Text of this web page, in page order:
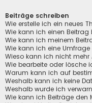
Beiträge schreiben
Wie erstelle ich ein neues
Wie kann ich einen
Wie kann ich meinem
Wie kann ich eine Umfrage
Wieso kann ich nicht mehr
Wie bearbeite oder lösche
Warum kann ich auf
Weshalb kann ich keine
Weshalb wurde ich
Wie kann ich Beiträge den